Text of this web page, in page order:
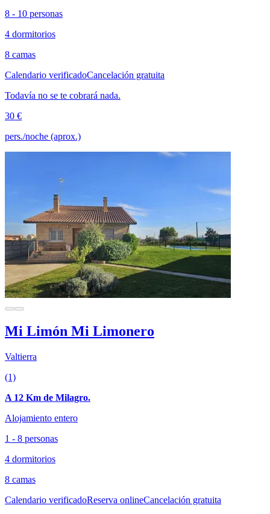
8 - 10 personas
4 dormitorios
8 camas
Calendario verificadoCancelación gratuita
Todavía no se te cobrará nada.
30 €
pers./noche (aprox.)
Mi Limón Mi Limonero
Valtierra
(1)
A 12 Km de Milagro.
Alojamiento entero
1 - 8 personas
4 dormitorios
8 camas
Calendario verificadoReserva onlineCancelación gratuita